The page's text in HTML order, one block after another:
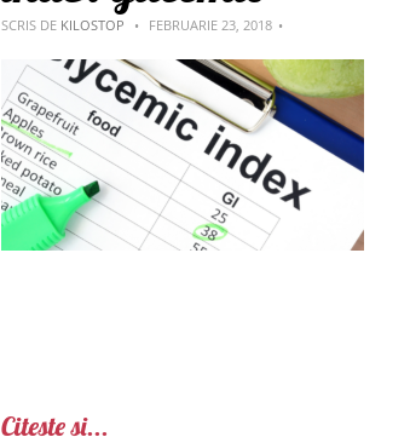
SCRIS DE KILOSTOP FEBRUARIE 23, 2018
Citește și...